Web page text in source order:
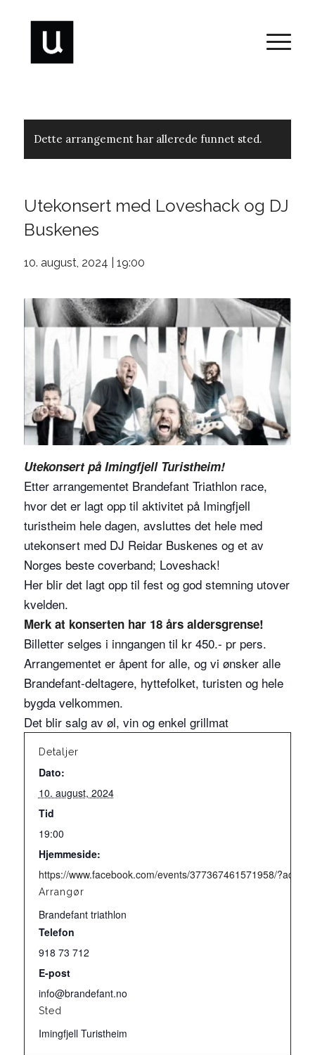
Dette arrangement har allerede funnet sted.
Utekonsert med Loveshack og DJ
Buskenes
10. august, 2024 | 19:00
Utekonsert på Imingfjell Turistheim!
Etter arrangementet Brandefant Triathlon race,
hvor det er lagt opp til aktivitet på Imingfjell
turistheim hele dagen, avsluttes det hele med
utekonsert med DJ Reidar Buskenes og et av
Norges beste coverband; Loveshack!
Her blir det lagt opp til fest og god stemning utover
kvelden.
Merk at konserten har 18 års aldersgrense!
Billetter selges i inngangen til kr 450.- pr pers.
Arrangementet er åpent for alle, og vi ønsker alle
Brandefant-deltagere, hyttefolket, turisten og hele
bygda velkommen.
Det blir salg av øl, vin og enkel grillmat
Detaljer
Dato:
10. august, 2024
Tid
19:00
Hjemmeside:
https://www.facebook.com/events/377367461571958/
Arrangør
Brandefant triathlon
Telefon
918 73 712
E-post
info@brandefant.no
Sted
Imingfjell Turistheim